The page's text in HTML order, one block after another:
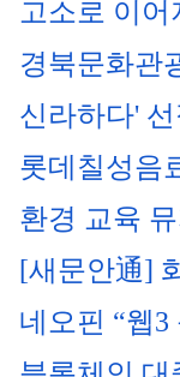
고소로 이어
경북문화관
신라하다' 선
롯데칠성음
환경 교육
[새문안通]
네오핀 “웹3